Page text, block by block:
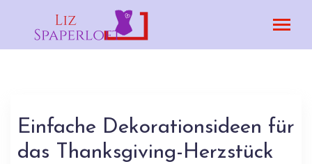
Einfache Dekorationsideen für
das Thanksgiving-Herzstück